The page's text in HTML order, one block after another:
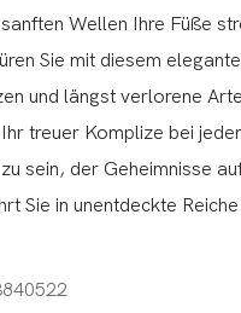
Wellen Ihre Füße
Sie mit diesem
und längst verlorene
treuer Komplize bei
sein, der Geheimnisse
Sie in unentdeckte